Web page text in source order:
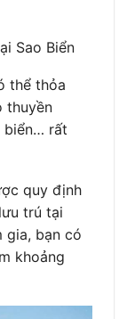
Sao Biển
thể thỏa
thuyền
biển… rất
quy định
trú tại
gia, bạn có
khoảng